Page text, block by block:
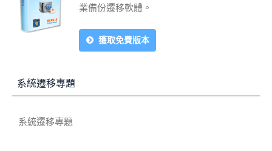
業備份遷移軟體。
獲取免費版本
系統遷移專題
系統遷移專題